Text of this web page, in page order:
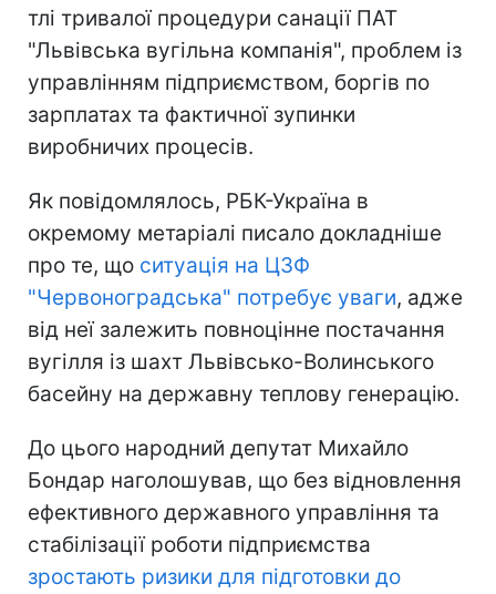
тлі тривалої процедури санації ПАТ
"Львівська вугільна компанія", проблем із
управлінням підприємством, боргів по
зарплатах та фактичної зупинки
виробничих процесів.
Як повідомлялось, РБК-Україна в
окремому метаріалі писало докладніше
про те, що ситуація на ЦЗФ
"Червоноградська" потребує уваги, адже
від неї залежить повноцінне постачання
вугілля із шахт Львівсько-Волинського
басейну на державну теплову генерацію.
До цього народний депутат Михайло
Бондар наголошував, що без відновлення
ефективного державного управління та
стабілізації роботи підприємства
зростають ризики для підготовки до